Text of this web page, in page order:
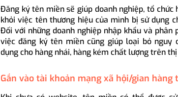
Đăng ký tên miền sẽ giúp doanh nghiệp, tổ chức
khỏi việc tên thương hiệu của mình bị sử dụng
Đối với những doanh nghiệp nhập khẩu và phân
việc đăng ký tên miền cũng giúp loại bỏ nguy
dụng cho hàng nhái, hàng kém chất lượng trên
Gắn vào tài khoản mạng xã hội/gian hàng